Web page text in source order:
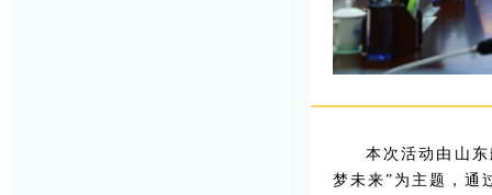
本次活动由山
梦未来”为主题，通